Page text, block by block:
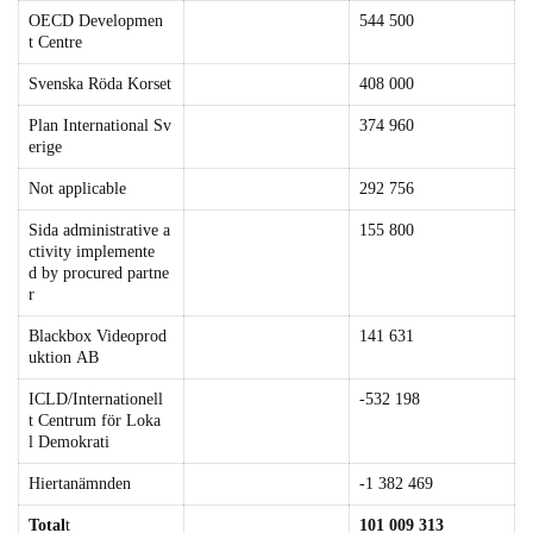
OECD Developmen
t Centre
544 500
Svenska Röda Korset 408 000
Plan International Sv
erige
374 960
Not applicable 292 756
Sida administrative a
ctivity implemente
d by procured partne
r
155 800
Blackbox Videoprod
uktion AB
141 631
ICLD/Internationell
t Centrum för Loka
l Demokrati
-532 198
Hiertanämnden -1 382 469
Totalt 101 009 313